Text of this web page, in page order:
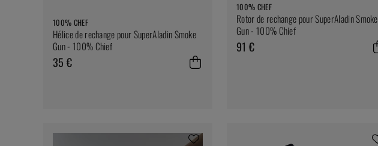
100% CHEF
Hélice de rechange pour SuperAladin Smoke
Gun - 100% Chief
35 €
100% CHEF
Rotor de rechange pour SuperAladin Smoke
Gun - 100% Chief
91 €